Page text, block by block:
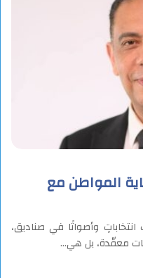
المواطن مع
وأصواتًا في صناديق،
معقّدة، بل هي…